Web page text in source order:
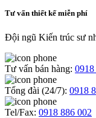
Tư vấn thiết kế miễn phí
Đội ngũ Kiến trúc sư
Tư vấn bán hàng: 0918
Tổng đài (24/7): 0918
Tel/Fax: 0918 886 002